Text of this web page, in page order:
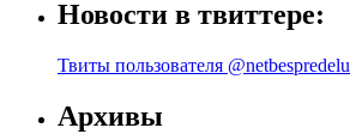
Новости в твиттере:
Твиты пользователя @netbespredelu
Архивы